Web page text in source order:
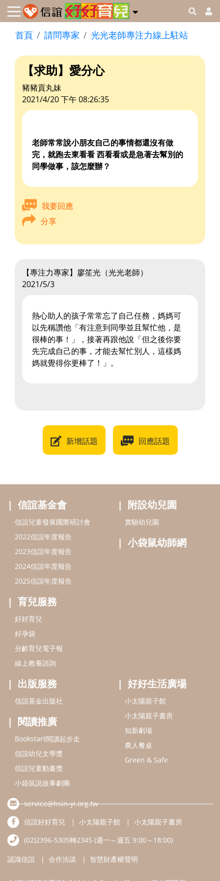
首頁 請問專家 光光老師專注力線上駐站
【求助】愛分心
豬豬貢丸妹
2021/4/20 下午 08:26:35
老師常常說小朋友自己的事情都還沒有做
完，就跑去東看看 西看看或是急著去幫別的
同學做事，該怎麼辦？
我要回應
分享
【專注力專家】廖笙光（光光老師）
2021/5/3
熱心助人的孩子常常忘了自己任務，媽媽可
以先稱讚他「有注意到同學並且幫忙他，是
很棒的事！」，接著再跟他說「但之後你要
先完成自己的事，才能去幫忙別人，這樣媽
媽就覺得你更棒了！」。
新增話題 回應話題
信誼基金會
信誼兒童發展國際研討會
2022信誼年度報告
2023信誼年度報告
2024信誼年度報告
2025信誼年度報告
育兒服務
好好育兒
好孕袋
分齡育兒電子報
線上教養諮詢
附設幼兒園
實驗幼兒園
小袋鼠幼師網
出版服務
信誼基金出版社
閱讀推廣
Bookstart閱讀起步走
信誼幼兒文學獎
信誼兒童動畫獎
小袋鼠說故事劇團
好好生活廣場
小太陽親子館
小太陽親子書房
知新劇場
農人餐桌
Green & Safe
service@hsin-yi.org.tw
信誼好好育兒
小太陽親子館
小太陽親子書房
(02)2396-5305轉2345 (週一～週五 9:00～18:00)
認識信誼 合作洽談 智慧財產權聲明